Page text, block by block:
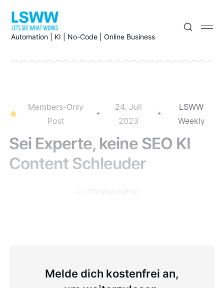
Automation | KI | No-Code | Online Business
Members-Only
Post
24. Juli
2023
LSWW
Weekly
Sei Experte, keine SEO KI
Content Schleuder
Christian Häfner
Melde dich kostenfrei an,